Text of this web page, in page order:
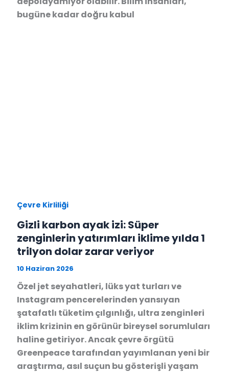
bugüne kadar doğru kabul
Çevre Kirliliği
Gizli karbon ayak izi: Süper
zenginlerin yatırımları iklime yılda 1
trilyon dolar zarar veriyor
10 Haziran 2026
Özel jet seyahatleri, lüks yat turları ve
Instagram pencerelerinden yansıyan
şatafatlı tüketim çılgınlığı, ultra zenginleri
iklim krizinin en görünür bireysel sorumluları
haline getiriyor. Ancak çevre örgütü
Greenpeace tarafından yayımlanan yeni bir
araştırma, asıl suçun bu gösterişli yaşam